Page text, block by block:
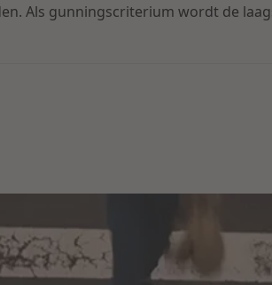
Als gunningscriterium wordt de